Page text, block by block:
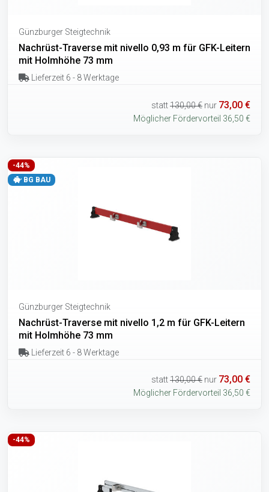
Günzburger Steigtechnik
Nachrüst-Traverse mit nivello 0,93 m für GFK-Leitern
mit Holmhöhe 73 mm
Lieferzeit 6 - 8 Werktage
statt130,00 € nur 73,00 €
Möglicher Fördervorteil 36,50 €
-44%
BG BAU
Günzburger Steigtechnik
Nachrüst-Traverse mit nivello 1,2 m für GFK-Leitern
mit Holmhöhe 73 mm
Lieferzeit 6 - 8 Werktage
statt130,00 € nur 73,00 €
Möglicher Fördervorteil 36,50 €
-44%